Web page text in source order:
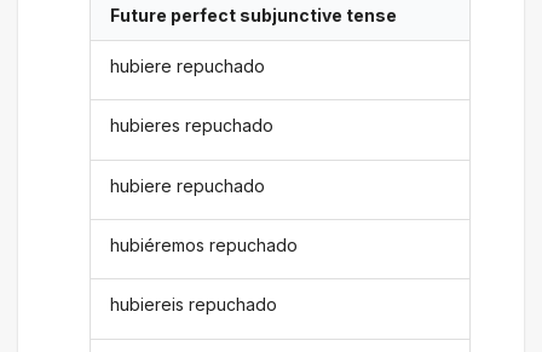
Future perfect subjunctive tense
hubiere repuchado
hubieres repuchado
hubiere repuchado
hubiéremos repuchado
hubiereis repuchado